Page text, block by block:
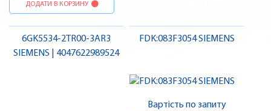
ДОДАТИ В КОРЗИНУ
6GK5534-2TR00-3AR3
SIEMENS | 4047622989524
FDK:083F3054 SIEMENS
Вартість по запиту